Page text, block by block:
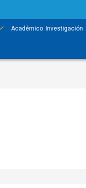
Académico Investigación